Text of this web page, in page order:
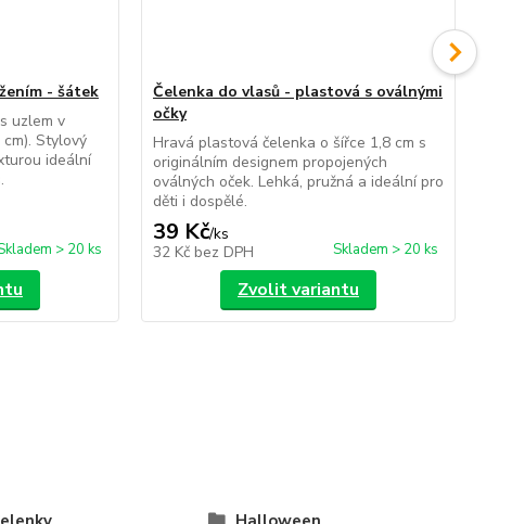
- šátek
uzlem v
Stylový
ideální
> 20 ks
Čelenka do vlasů - plastová s oválnými
očky
Hravá plastová čelenka o šířce 1,8 cm s
originálním designem propojených
oválných oček. Lehká, pružná a ideální pro
děti i dospělé.
39 Kč/ks
32 Kč bez DPH Skladem > 20 ks
Zvolit variantu